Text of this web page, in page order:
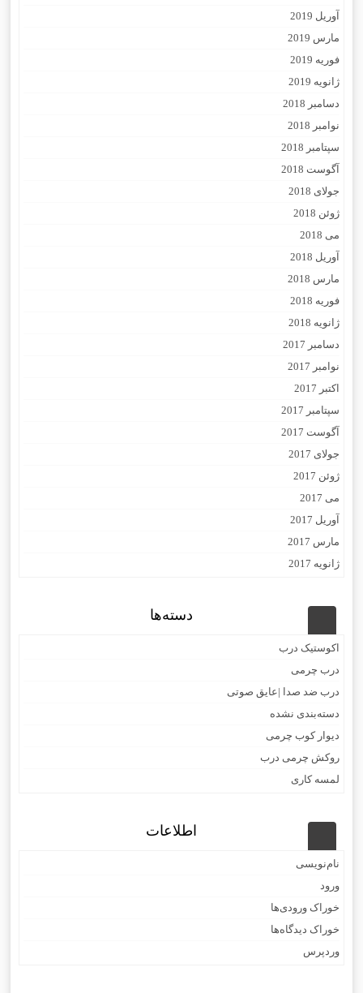
آوریل 2019
مارس 2019
فوریه 2019
ژانویه 2019
دسامبر 2018
نوامبر 2018
سپتامبر 2018
آگوست 2018
جولای 2018
ژوئن 2018
می 2018
آوریل 2018
مارس 2018
فوریه 2018
ژانویه 2018
دسامبر 2017
نوامبر 2017
اکتبر 2017
سپتامبر 2017
آگوست 2017
جولای 2017
ژوئن 2017
می 2017
آوریل 2017
مارس 2017
ژانویه 2017
دسته‌ها
اکوستیک درب
درب چرمی
درب ضد صدا |عایق صوتی
دسته‌بندی نشده
دیوار کوب چرمی
روکش چرمی درب
لمسه کاری
اطلاعات
نام‌نویسی
ورود
خوراک ورودی‌ها
خوراک دیدگاه‌ها
وردپرس